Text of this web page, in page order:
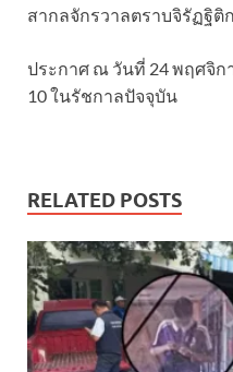
สากลจักรวาลตราบจิรัฏฐิติ
ประกาศ ณ วันที่ 24 พฤศจิก
10 ในรัชกาลปัจจุบัน
RELATED POSTS